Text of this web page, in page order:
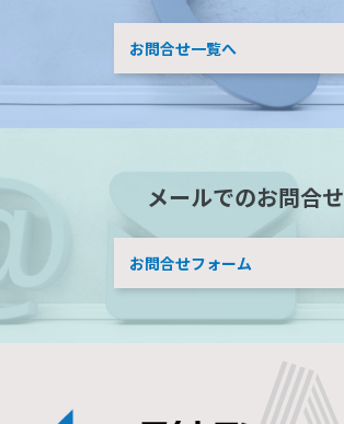
お問合せ一覧へ
メールでのお問合せ
お問合せフォーム